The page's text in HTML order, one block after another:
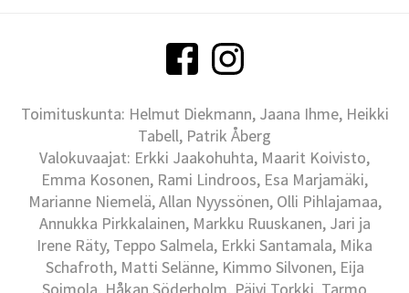
Toimituskunta: Helmut Diekmann, Jaana Ihme, Heikki
Tabell, Patrik Åberg
Valokuvaajat: Erkki Jaakohuhta, Maarit Koivisto,
Emma Kosonen, Rami Lindroos, Esa Marjamäki,
Marianne Niemelä, Allan Nyyssönen, Olli Pihlajamaa,
Annukka Pirkkalainen, Markku Ruuskanen, Jari ja
Irene Räty, Teppo Salmela, Erkki Santamala, Mika
Schafroth, Matti Selänne, Kimmo Silvonen, Eija